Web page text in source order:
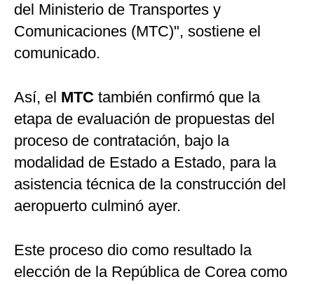
del Ministerio de Transportes y
Comunicaciones (MTC)", sostiene el
comunicado.
Así, el MTC también confirmó que la
etapa de evaluación de propuestas del
proceso de contratación, bajo la
modalidad de Estado a Estado, para la
asistencia técnica de la construcción del
aeropuerto culminó ayer.
Este proceso dio como resultado la
elección de la República de Corea como